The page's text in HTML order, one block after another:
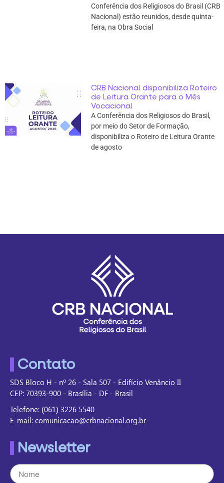
Conferência dos Religiosos do Brasil (CRB
Nacional) estão reunidos, desde quinta-
feira, na Obra Social
CRB Nacional disponibiliza Roteiro
de Leitura Orante para o Mês
Vocacional
A Conferência dos Religiosos do Brasil,
por meio do Setor de Formação,
disponibiliza o Roteiro de Leitura Orante
de agosto
Contato
SDS Bloco H - nº 26 - Sala 507 - Edifício Venâncio II
CEP: 70393-900 - Brasília - DF - Brasil
Telefone: (061) 3226 5540
E-mail: comunicacao@crbnacional.org.br
Newsletter